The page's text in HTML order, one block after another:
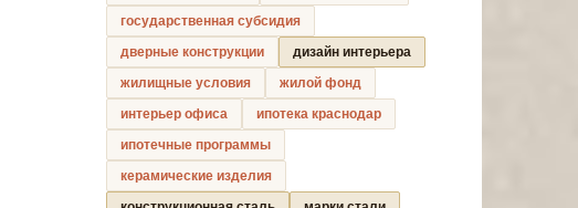
государственная субсидия
дверные конструкции
дизайн интерьера
жилищные условия
жилой фонд
интерьер офиса
ипотека краснодар
ипотечные программы
керамические изделия